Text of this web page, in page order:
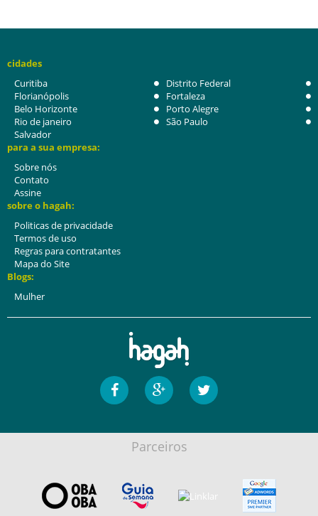
cidades
Curitiba
Distrito Federal
Florianópolis
Fortaleza
Belo Horizonte
Porto Alegre
Rio de janeiro
São Paulo
Salvador
para a sua empresa:
Sobre nós
Contato
Assine
sobre o hagah:
Politicas de privacidade
Termos de uso
Regras para contratantes
Mapa do Site
Blogs:
Mulher
Parceiros